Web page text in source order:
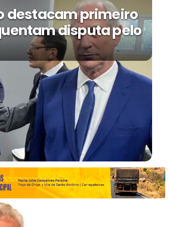
destacam primeiro
disputa pelo